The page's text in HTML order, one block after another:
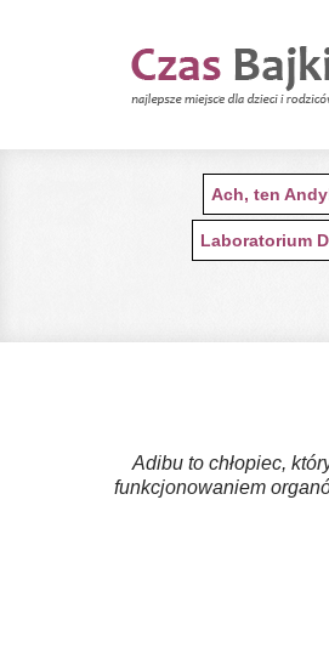
Ach, ten
Laboratorium
Adibu to chłopiec,
funkcjonowaniem